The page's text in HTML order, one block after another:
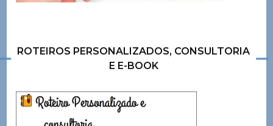
ROTEIROS PERSONALIZADOS, CONSULTORIA
E E-BOOK